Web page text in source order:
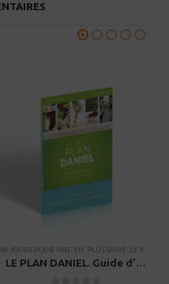
RESSOURCES POUR PETITS GROUPES
, CAMPAGNES,RESSOURCES POUR PETITS
LE PLAN DANIEL. Guide d’étude – 40 jours pour une vie plus saine